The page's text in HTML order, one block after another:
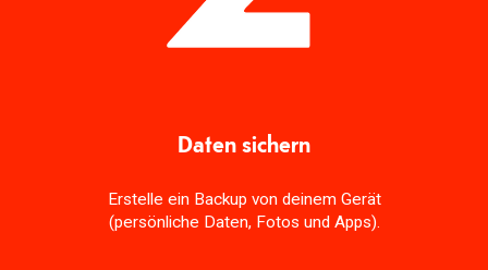
Daten sichern
Erstelle ein Backup von deinem Gerät
(persönliche Daten, Fotos und Apps).